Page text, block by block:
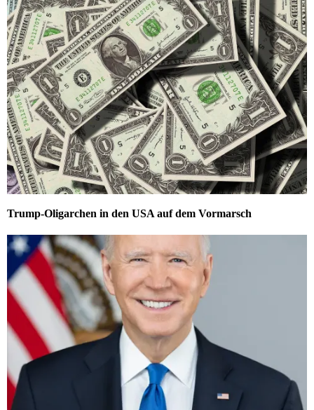
Trump-Oligarchen in den USA auf dem Vormarsch